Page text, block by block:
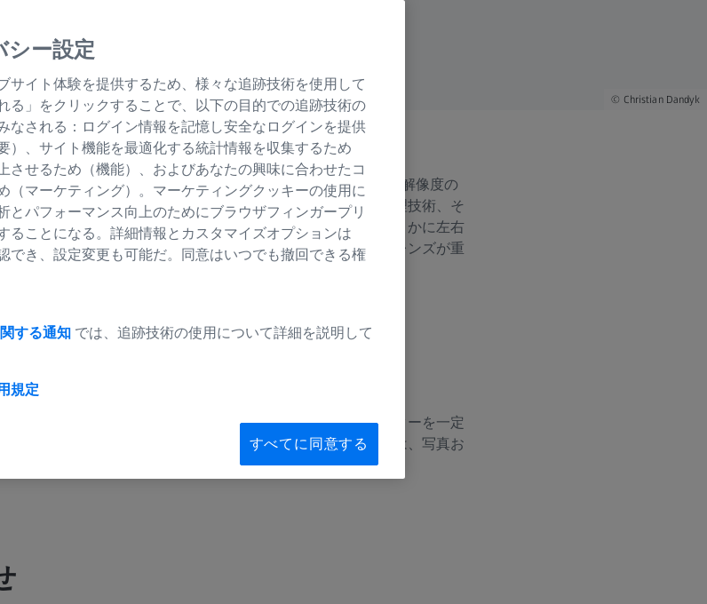
Christian Dandyk
多くの要因が関わっています。例えばデジタルSLRカメラの解像度の
中判サイズという大判センサー、インテリジェントな画像処理技術、そ
画質はまた、カメラとレンズがお互いにどのように作用し合うかに左右
真家のますます高度化する要求に応える上で、ハイグレードレンズが重
には、画質に直接的・間接的影響を与えるあらゆるパラメーターを一定
「鎖の強度は、その一番弱いつなぎめで決まる」という表現は、写真お
シー設定
サイト体験を提供するため、様々な追跡技術を使用して
る」をクリックすることで、以下の目的での追跡技術の
なされる：ログイン情報を記憶し安全なログインを提供
）、サイト機能を最適化する統計情報を収集するため
させるため（機能）、およびあなたの興味に合わせたコ
（マーケティング）。マーケティングクッキーの使用に
とパフォーマンス向上のためにブラウザフィンガープリ
ることになる。詳細情報とカスタマイズオプションは
でき、設定変更も可能だ。同意はいつでも撤回できる権
する通知 では、追跡技術の使用について詳細を説明して
規定
すべてに同意する